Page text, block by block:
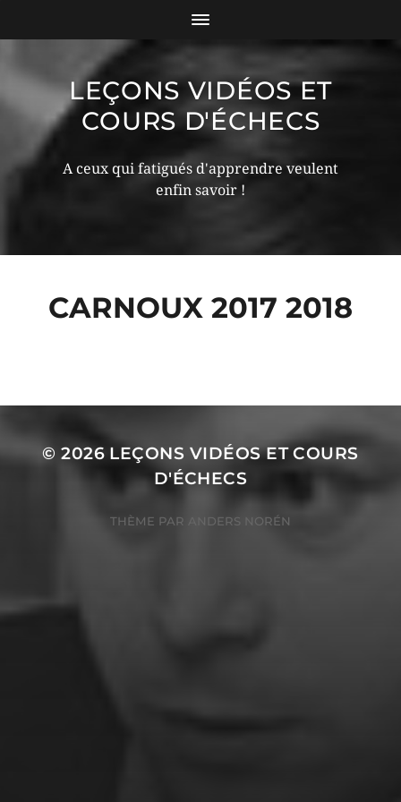
LEÇONS VIDÉOS ET
COURS D'ÉCHECS
A ceux qui fatigués d'apprendre veulent
enfin savoir !
CARNOUX 2017 2018
© 2026 LEÇONS VIDÉOS ET COURS
D'ÉCHECS
THÈME PAR ANDERS NORÉN